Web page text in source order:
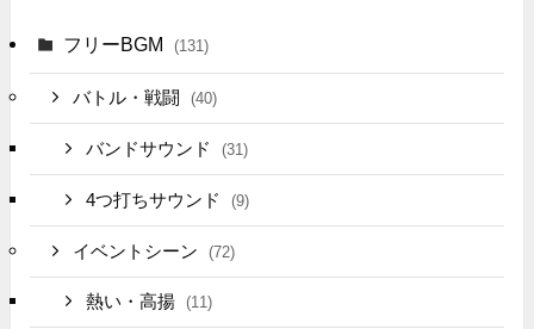
フリーBGM (131)
バトル・戦闘 (40)
バンドサウンド (31)
4つ打ちサウンド (9)
イベントシーン (72)
熱い・高揚 (11)